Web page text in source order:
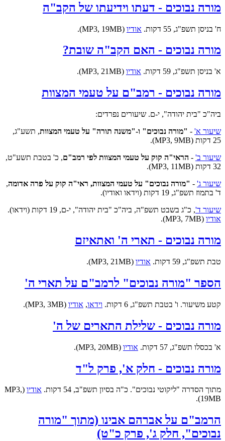
מורה נבוכים - דעתו וידיעתו של הקב"ה
ח' בניסן תשפ"ג, 55 דקות. אודיו (MP3, 19MB).
מורה נבוכים - האם הקב"ה שובת?
א' בניסן תשפ"ג, 59 דקות. אודיו (MP3, 21MB).
מורה נבוכים - רמב"ם על טעמי המצוות
ביה"כ "בית יהודה", י-ם. שיעורים נפרדים:
שיעור א' - "מורה נבוכים" ו-"משנה תורה" על טעמי המצוות, תשע"ג,
25 דקות (MP3, 9MB).
שיעור ב' - הראי"ה קוק על טעמי המצוות לפי רמב"ם, כ' בטבת תשע"ט,
32 דקות (MP3, 11MB).
שיעור ג' - "מורה נבוכים" על טעמי המצוות, ראי"ה קוק על פרה אדומה,
ד' בתמוז תשפ"ג, 19 דקות (וידאו ואודיו).
שיעור ד', כ"ג בשבט תשפ"ה, ביה"כ "בית יהודה", י-ם, 19 דקות (וידאו).
אודיו (MP3, 7MB).
מורה נבוכים - תארי ה' ואתאיזם
טבת תשפ"ג, 59 דקות. אודיו (MP3, 21MB).
הספר "מורה נבוכים" לרמב"ם על תארי ה'
קטע משיעור. ו' בטבת תשפ"ג, 6 דקות. וידאו, אודיו (MP3, 3MB).
מורה נבוכים - שלילת התארים של ה'
א' בכסלו תשפ"ג, 57 דקות. אודיו (MP3, 20MB).
מורה נבוכים - חלק א', פרק ל"ד
מתוך הסדרה "ליקוטי נבוכים". כ"ה בסיון תשפ"ב, 54 דקות. אודיו (MP3,
19MB).
הרמב"ם על אברהם אבינו (מתוך "מורה
נבוכים", חלק ג', פרק כ"ט)